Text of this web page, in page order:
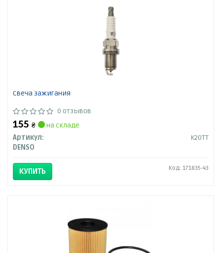
Свеча зажигания
0 отзывов
155 ₴
на складе
Артикул:
K20TT
DENSO
КУПИТЬ Код: 171835-43